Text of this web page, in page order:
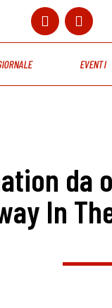
EVENTI
da
In